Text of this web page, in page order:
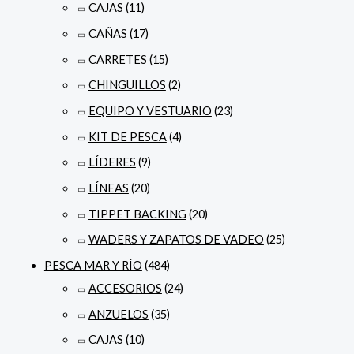
CAJAS (11)
CAÑAS (17)
CARRETES (15)
CHINGUILLOS (2)
EQUIPO Y VESTUARIO (23)
KIT DE PESCA(4)
LÍDERES (9)
LÍNEAS (20)
TIPPET BACKING (20)
WADERS Y ZAPATOS DE VADEO (25)
PESCA MAR Y RÍO (484)
ACCESORIOS (24)
ANZUELOS (35)
CAJAS (10)